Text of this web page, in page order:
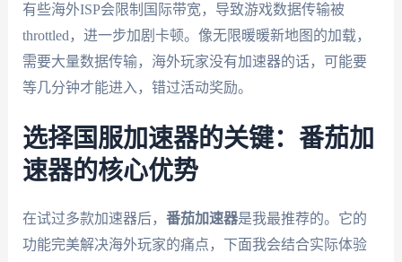
有些海外ISP会限制国际带宽，导致游戏数据传输被
throttled，进一步加剧卡顿。像无限暖暖新地图的加载，
需要大量数据传输，海外玩家没有加速器的话，可能要
等几分钟才能进入，错过活动奖励。
选择国服加速器的关键：番茄加
速器的核心优势
在试过多款加速器后， 番茄加速器是我最推荐的。它的
功能完美解决海外玩家的痛点，下面我会结合实际体验